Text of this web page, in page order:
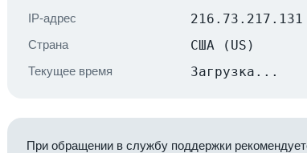
IP-адрес 216.73.217.131
Страна США (US)
Текущее время Загрузка...
При обращении в службу поддержки